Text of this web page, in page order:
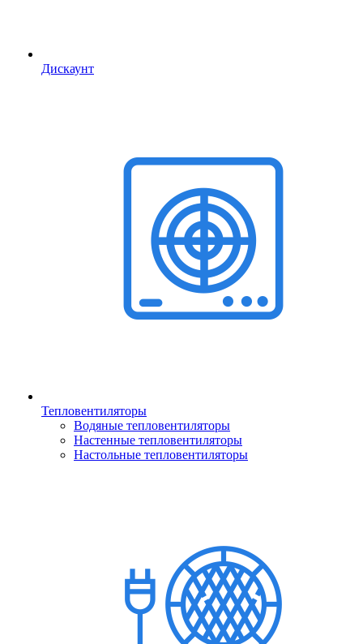
Дискаунт
Тепловентиляторы
Водяные тепловентиляторы
Настенные тепловентиляторы
Настольные тепловентиляторы